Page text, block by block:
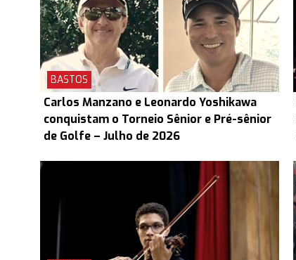
BASTOS
Carlos Manzano e Leonardo Yoshikawa
conquistam o Torneio Sênior e Pré-sênior
de Golfe – Julho de 2026